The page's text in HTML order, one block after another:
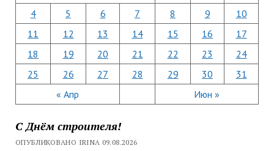
« Апр Июн »
4
5 6 7 8 9
10
11
12 13 14 15 16
17
18
19 20 21 22 23
24
25
26 27 28 29 30 31
С Днём строителя!
ОПУБЛИКОВАНО IRINA 09.08.2026